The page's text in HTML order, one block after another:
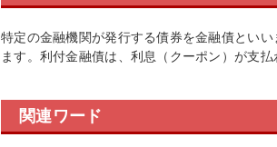
特定の金融機関が発行する債券を金融債とい
ます。利付金融債は、利息（クーポン）が支払
関連ワード